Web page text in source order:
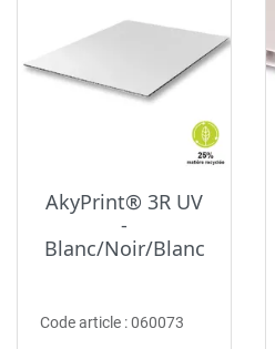
AkyPrint® 3R UV
-
Blanc/Noir/Blanc
Code article :060073